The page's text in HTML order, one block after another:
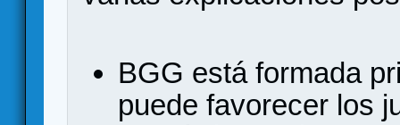
BGG está formada
puede favorecer los